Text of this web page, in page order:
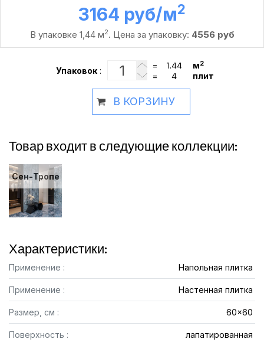
3164 руб /м2
В упаковке 1,44 м2. Цена за упаковку: 4556 руб
Упаковок :
= м2
= плит
В КОРЗИНУ
Товар входит в следующие коллекции:
Сен-Тропе
Характеристики:
Применение : Напольная плитка
Применение : Настенная плитка
Размер, см : 60x60
Поверхность : лапатированная